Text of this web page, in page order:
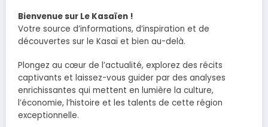
Bienvenue sur Le Kasaïen !
Votre source d’informations, d’inspiration et de
découvertes sur le Kasaï et bien au-delà.
Plongez au cœur de l’actualité, explorez des récits
captivants et laissez-vous guider par des analyses
enrichissantes qui mettent en lumière la culture,
l’économie, l’histoire et les talents de cette région
exceptionnelle.